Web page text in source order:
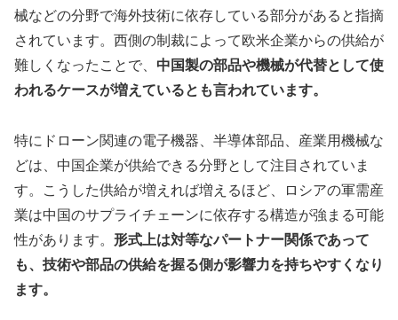
械などの分野で海外技術に依存している部分があると指摘
されています。西側の制裁によって欧米企業からの供給が
難しくなったことで、 中国製の部品や機械が代替として使
われるケースが増えているとも言われています。
特にドローン関連の電子機器、半導体部品、産業用機械な
どは、中国企業が供給できる分野として注目されていま
す。こうした供給が増えれば増えるほど、ロシアの軍需産
業は中国のサプライチェーンに依存する構造が強まる可能
性があります。 形式上は対等なパートナー関係であって
も、技術や部品の供給を握る側が影響力を持ちやすくなり
ます。